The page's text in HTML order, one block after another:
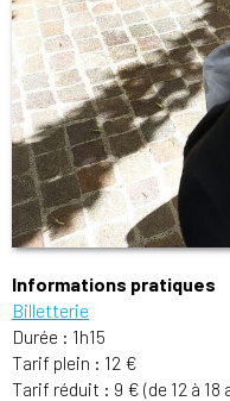
Informations pratiques
Billetterie
Durée : 1h15
Tarif plein : 12 €
Tarif réduit : 9 € (de 12 à 18